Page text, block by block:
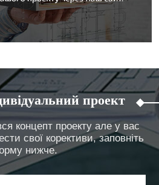
проект
концепт проекту але у вас
свої корективи, заповніть
нижче.